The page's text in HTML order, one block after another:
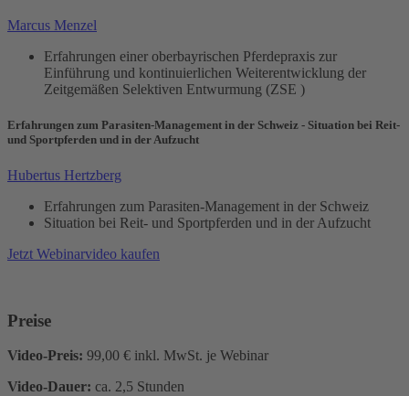
Marcus Menzel
Erfahrungen einer oberbayrischen Pferdepraxis zur
Einführung und kontinuierlichen Weiterentwicklung der
Zeitgemäßen Selektiven Entwurmung (ZSE )
Erfahrungen zum Parasiten-Management in der Schweiz - Situation bei Reit-
und Sportpferden und in der Aufzucht
Hubertus Hertzberg
Erfahrungen zum Parasiten-Management in der Schweiz
Situation bei Reit- und Sportpferden und in der Aufzucht
Jetzt Webinarvideo kaufen
Preise
Video-Preis: 99,00 € inkl. MwSt. je Webinar
Video-Dauer: ca. 2,5 Stunden